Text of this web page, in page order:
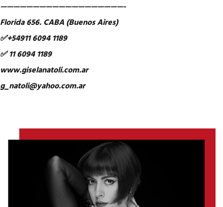
———————————————————-
Florida 656. CABA (Buenos Aires)
✅+54911 6094 1189
✅ 11 6094 1189
www.giselanatoli.com.ar
g_natoli@yahoo.com.ar